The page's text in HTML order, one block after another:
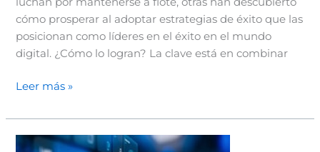
cómo prosperar al adoptar estrategias de éxito que las
posicionan como líderes en el éxito en el mundo
digital. ¿Cómo lo logran? La clave está en combinar
Leer más »
Transformación